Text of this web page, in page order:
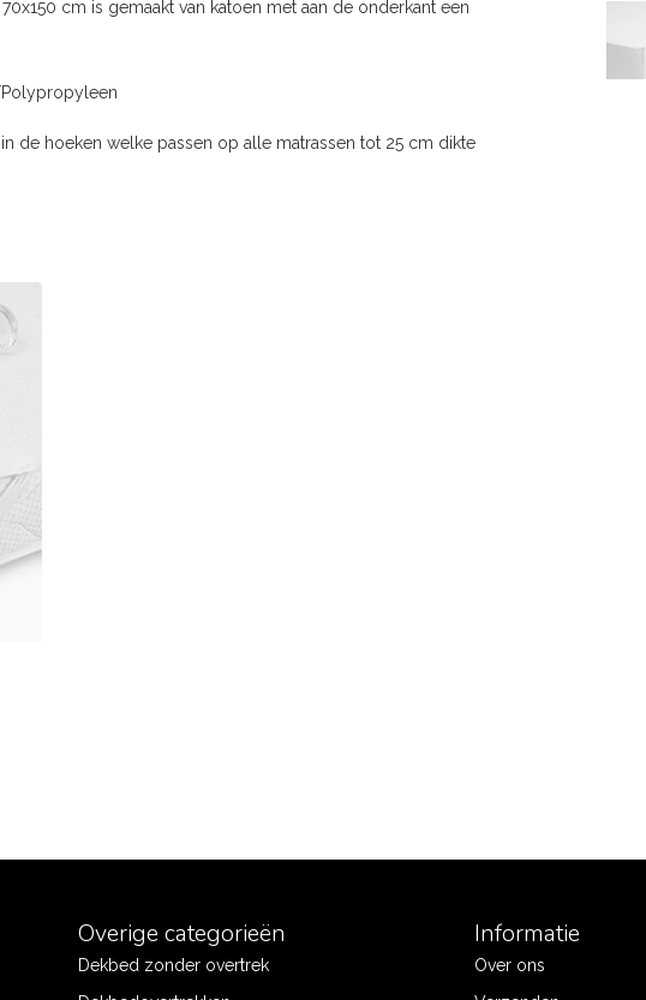
70x150 cm is gemaakt van katoen met aan de onderkant een
in de hoeken welke passen op alle matrassen tot 25 cm dikte
Overige categorieën
Dekbed zonder overtrek
Informatie
Over ons